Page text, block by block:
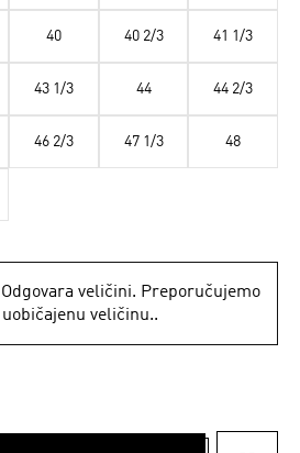
40 40 2/3 41 1/3
43 1/3 44 44 2/3
46 2/3 47 1/3 48
Odgovara veličini. Preporučujemo
veličinu..